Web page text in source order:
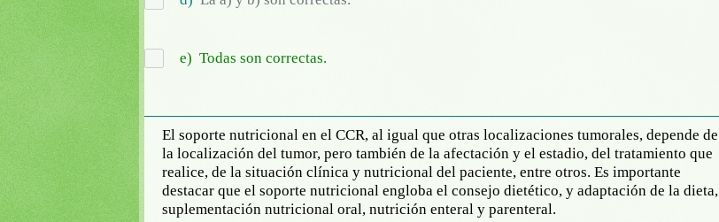
e) Todas son correctas.
El soporte nutricional en el CCR, al igual que otras localizaciones tumorales, depende de
la localización del tumor, pero también de la afectación y el estadio, del tratamiento que
realice, de la situación clínica y nutricional del paciente, entre otros. Es importante
destacar que el soporte nutricional engloba el consejo dietético, y adaptación de la dieta,
suplementación nutricional oral, nutrición enteral y parenteral.